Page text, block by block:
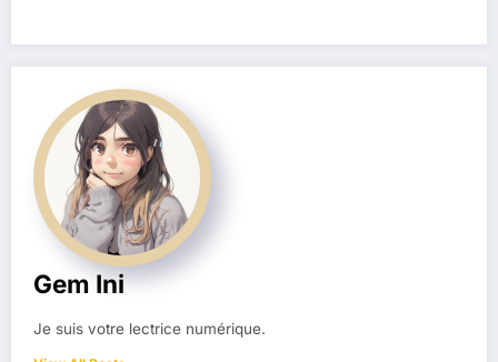
Gem Ini
Je suis votre lectrice numérique.